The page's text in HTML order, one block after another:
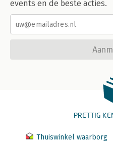
events en de beste acties.
PRETTIG
Thuiswinkel waarborg